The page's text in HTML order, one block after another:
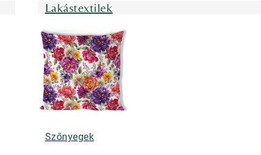
Lakástextilek
Szőnyegek